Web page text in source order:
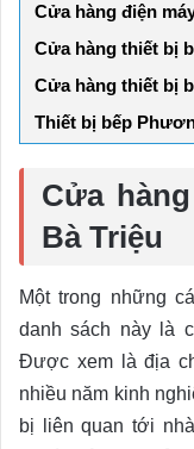
Cửa hàng điện
Cửa hàng thiết bị
Cửa hàng thiết bị
Thiết bị bếp
Cửa
Bà Triệu
Một trong những
danh sách này là
Được xem là địa
nhiều năm kinh
bị liên quan tới